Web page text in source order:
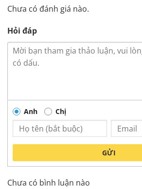
Chưa có đánh giá nào.
Hỏi đáp
Anh Chị
GỬI
Chưa có bình luận nào